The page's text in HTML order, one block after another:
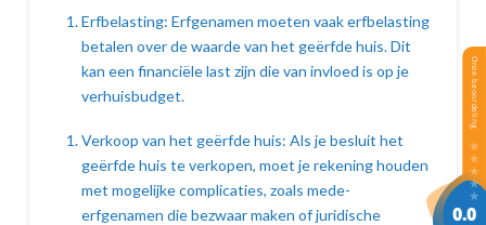
Erfbelasting: Erfgenamen moeten vaak erfbelasting
betalen over de waarde van het geërfde huis. Dit
kan een financiële last zijn die van invloed is op je
verhuisbudget.
Verkoop van het geërfde huis: Als je besluit het
geërfde huis te verkopen, moet je rekening houden
met mogelijke complicaties, zoals mede-
erfgenamen die bezwaar maken of juridische